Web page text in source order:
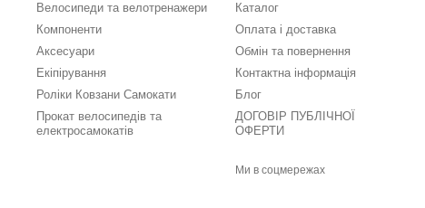
Велосипеди та велотренажери
Компоненти
Аксесуари
Екіпірування
Роліки Ковзани Самокати
Прокат велосипедів та
електросамокатів
Каталог
Оплата і доставка
Обмін та повернення
Контактна інформація
Блог
ДОГОВІР ПУБЛІЧНОЇ
ОФЕРТИ
Ми в соцмережах